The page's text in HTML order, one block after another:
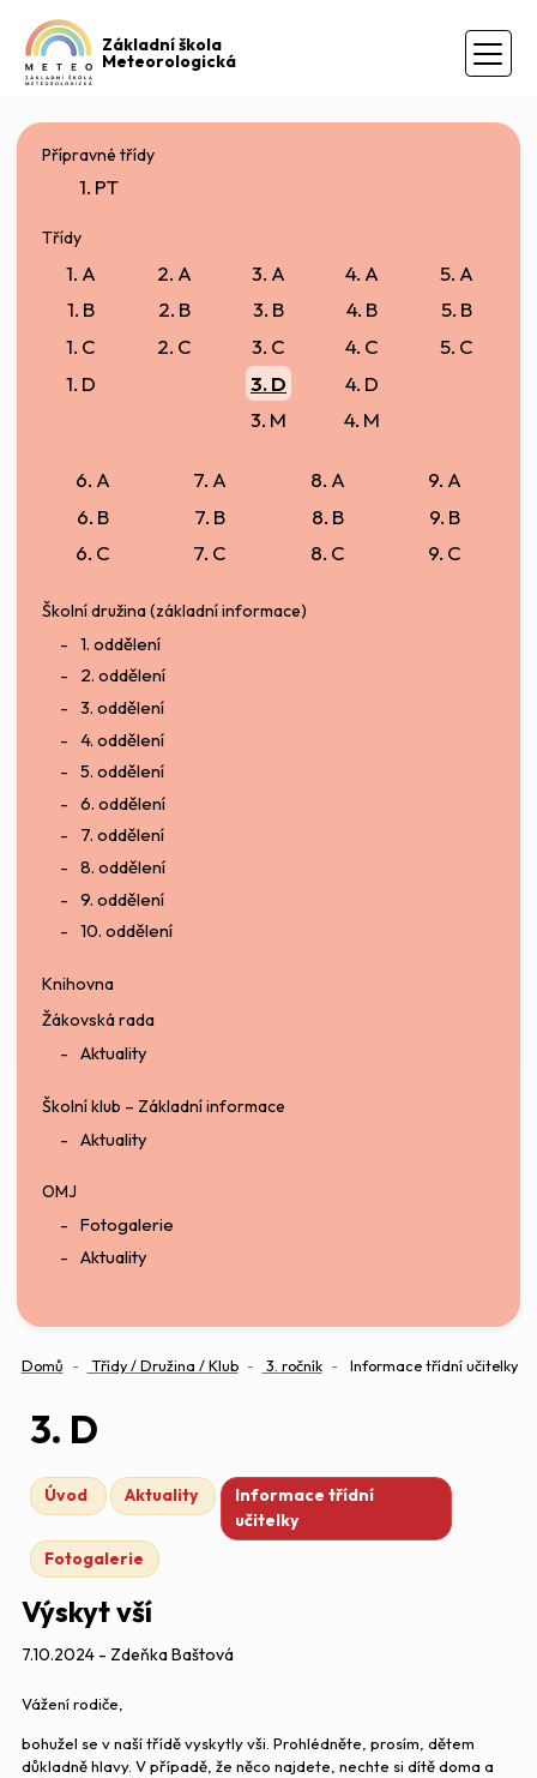
Základní škola
Meteorologická
Přípravné třídy
1. PT
Třídy
1. A
1. B
1. C
1. D
2. A
2. B
2. C
3. A
3. B
3. C
3. D
3. M
4. A
4. B
4. C
4. D
4. M
5. A
5. B
5. C
6. A
6. B
6. C
7. A
7. B
7. C
8. A
8. B
8. C
9. A
9. B
9. C
Školní družina (základní informace)
1. oddělení
2. oddělení
3. oddělení
4. oddělení
5. oddělení
6. oddělení
7. oddělení
8. oddělení
9. oddělení
10. oddělení
Knihovna
Žákovská rada
Aktuality
Školní klub – Základní informace
Aktuality
OMJ
Fotogalerie
Aktuality
Domů Třídy / Družina / Klub 3. ročník Informace třídní učitelky
3. D
Úvod Aktuality
Informace třídní
učitelky
Fotogalerie
Výskyt vší
7.10.2024 - Zdeňka Baštová
Vážení rodiče,
bohužel se v naší třídě vyskytly vši. Prohlédněte, prosím, dětem
důkladně hlavy. V případě, že něco najdete, nechte si dítě doma a